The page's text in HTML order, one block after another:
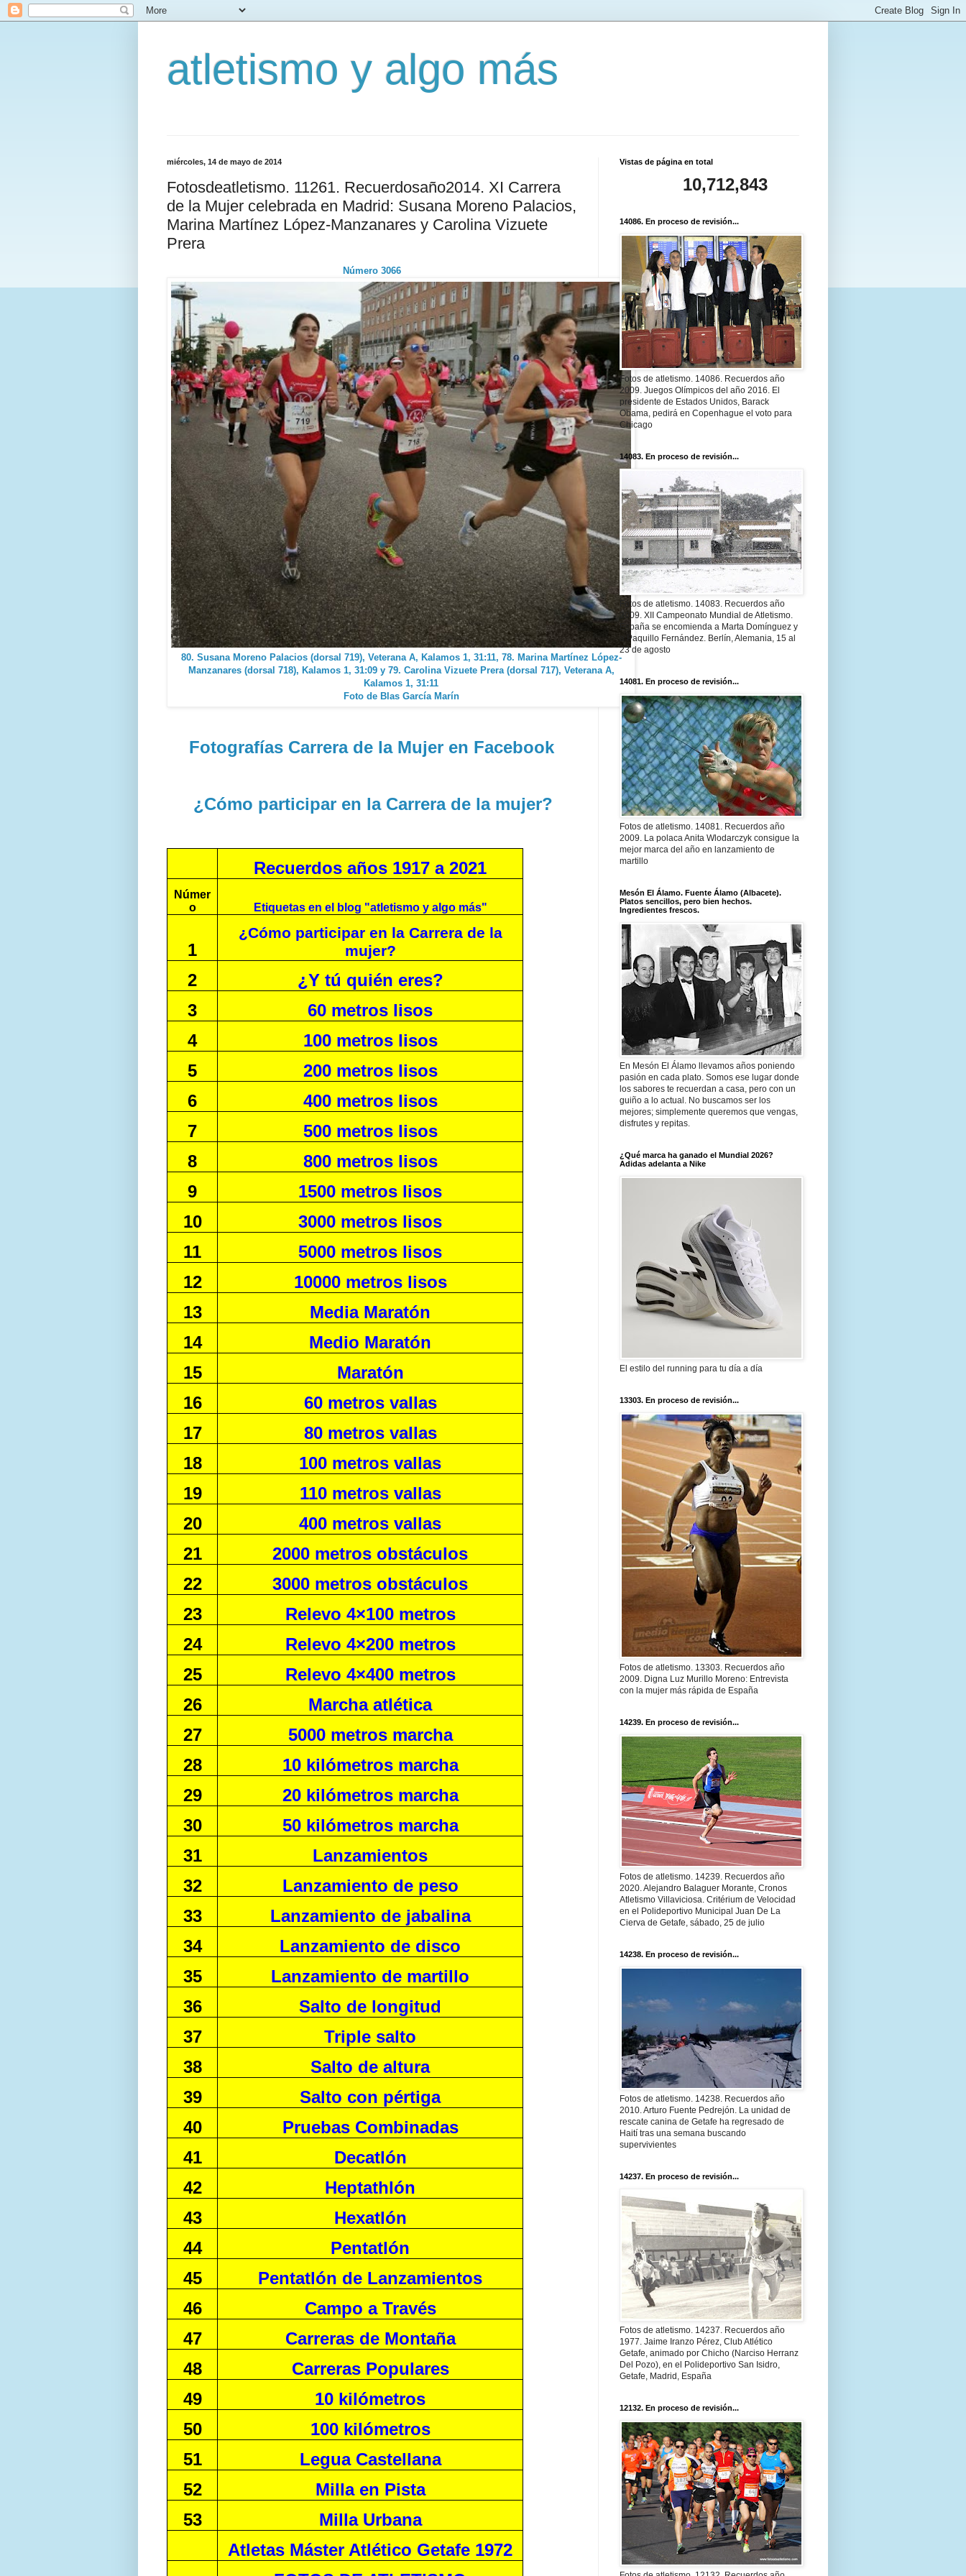
atletismo y algo más
miércoles, 14 de mayo de 2014
Fotosdeatletismo. 11261. Recuerdosaño2014. XI Carrera
de la Mujer celebrada en Madrid: Susana Moreno Palacios,
Marina Martínez López-Manzanares y Carolina Vizuete
Prera
Número 3066
80. Susana Moreno Palacios (dorsal 719), Veterana A, Kalamos 1, 31:11, 78. Marina Martínez López-
Manzanares (dorsal 718), Kalamos 1, 31:09 y 79. Carolina Vizuete Prera (dorsal 717), Veterana A,
Kalamos 1, 31:11
Foto de Blas García Marín
Fotografías Carrera de la Mujer en Facebook
¿Cómo participar en la Carrera de la mujer?
Recuerdos años 1917 a 2021
Númer
o
Etiquetas en el blog "atletismo y algo más"
1
¿Cómo participar en la Carrera de la
mujer?
2
¿Y tú quién eres?
3
60 metros lisos
4
100 metros lisos
5
200 metros lisos
6
400 metros lisos
7
500 metros lisos
8
800 metros lisos
9
1500 metros lisos
10
3000 metros lisos
11
5000 metros lisos
12
10000 metros lisos
13
Media Maratón
14
Medio Maratón
15
Maratón
16
60 metros vallas
17
80 metros vallas
18
100 metros vallas
19
110 metros vallas
20
400 metros vallas
21
2000 metros obstáculos
22
3000 metros obstáculos
23
Relevo 4×100 metros
24
Relevo 4×200 metros
25
Relevo 4×400 metros
26
Marcha atlética
27
5000 metros marcha
28
10 kilómetros marcha
29
20 kilómetros marcha
30
50 kilómetros marcha
31
Lanzamientos
32
Lanzamiento de peso
33
Lanzamiento de jabalina
34
Lanzamiento de disco
35
Lanzamiento de martillo
36
Salto de longitud
37
Triple salto
38
Salto de altura
39
Salto con pértiga
40
Pruebas Combinadas
41
Decatlón
42
Heptathlón
43
Hexatlón
44
Pentatlón
45
Pentatlón de Lanzamientos
46
Campo a Través
47
Carreras de Montaña
48
Carreras Populares
49
10 kilómetros
50
100 kilómetros
51
Legua Castellana
52
Milla en Pista
53
Milla Urbana
Atletas Máster Atlético Getafe 1972
Vistas de página en total
10,712,843
14086. En proceso de revisión...
Fotos de atletismo. 14086. Recuerdos año
2009. Juegos Olímpicos del año 2016. El
presidente de Estados Unidos, Barack
Obama, pedirá en Copenhague el voto para
Chicago
14083. En proceso de revisión...
Fotos de atletismo. 14083. Recuerdos año
2009. XII Campeonato Mundial de Atletismo.
España se encomienda a Marta Domínguez y
a Paquillo Fernández. Berlín, Alemania, 15 al
23 de agosto
14081. En proceso de revisión...
Fotos de atletismo. 14081. Recuerdos año
2009. La polaca Anita Wlodarczyk consigue la
mejor marca del año en lanzamiento de
martillo
Mesón El Álamo. Fuente Álamo (Albacete).
Platos sencillos, pero bien hechos.
Ingredientes frescos.
En Mesón El Álamo llevamos años poniendo
pasión en cada plato. Somos ese lugar donde
los sabores te recuerdan a casa, pero con un
guiño a lo actual. No buscamos ser los
mejores; simplemente queremos que vengas,
disfrutes y repitas.
¿Qué marca ha ganado el Mundial 2026?
Adidas adelanta a Nike
El estilo del running para tu día a día
13303. En proceso de revisión...
Fotos de atletismo. 13303. Recuerdos año
2009. Digna Luz Murillo Moreno: Entrevista
con la mujer más rápida de España
14239. En proceso de revisión...
Fotos de atletismo. 14239. Recuerdos año
2020. Alejandro Balaguer Morante, Cronos
Atletismo Villaviciosa. Critérium de Velocidad
en el Polideportivo Municipal Juan De La
Cierva de Getafe, sábado, 25 de julio
14238. En proceso de revisión...
Fotos de atletismo. 14238. Recuerdos año
2010. Arturo Fuente Pedrejón. La unidad de
rescate canina de Getafe ha regresado de
Haití tras una semana buscando
supervivientes
14237. En proceso de revisión...
Fotos de atletismo. 14237. Recuerdos año
1977. Jaime Iranzo Pérez, Club Atlético
Getafe, animado por Chicho (Narciso Herranz
Del Pozo), en el Polideportivo San Isidro,
Getafe, Madrid, España
12132. En proceso de revisión...